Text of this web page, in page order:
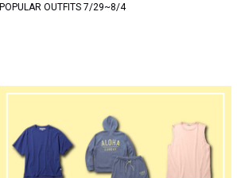
POPULAR OUTFITS 7/29~8/4